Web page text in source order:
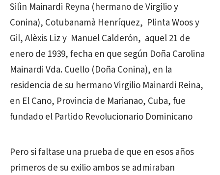
Silìn Mainardi Reyna (hermano de Virgilio y
Conina), Cotubanamà Henríquez, Plinta Woos y
Gil, Alèxis Liz y Manuel Calderón, aquel 21 de
enero de 1939, fecha en que según Doña Carolina
Mainardi Vda. Cuello (Doña Conina), en la
residencia de su hermano Virgilio Mainardi Reina,
en El Cano, Provincia de Marianao, Cuba, fue
fundado el Partido Revolucionario Dominicano
Pero si faltase una prueba de que en esos años
primeros de su exilio ambos se admiraban